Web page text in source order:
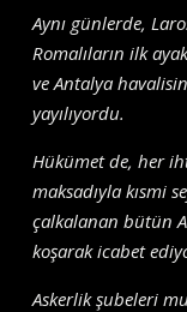
Aynı günlerde,
Romalıların ilk
ve Antalya
yayılıyordu.
Hükü­met de, her
maksadıyla kısmi
çalkalanan bütün
koşarak icabet
Askerlik şubeleri